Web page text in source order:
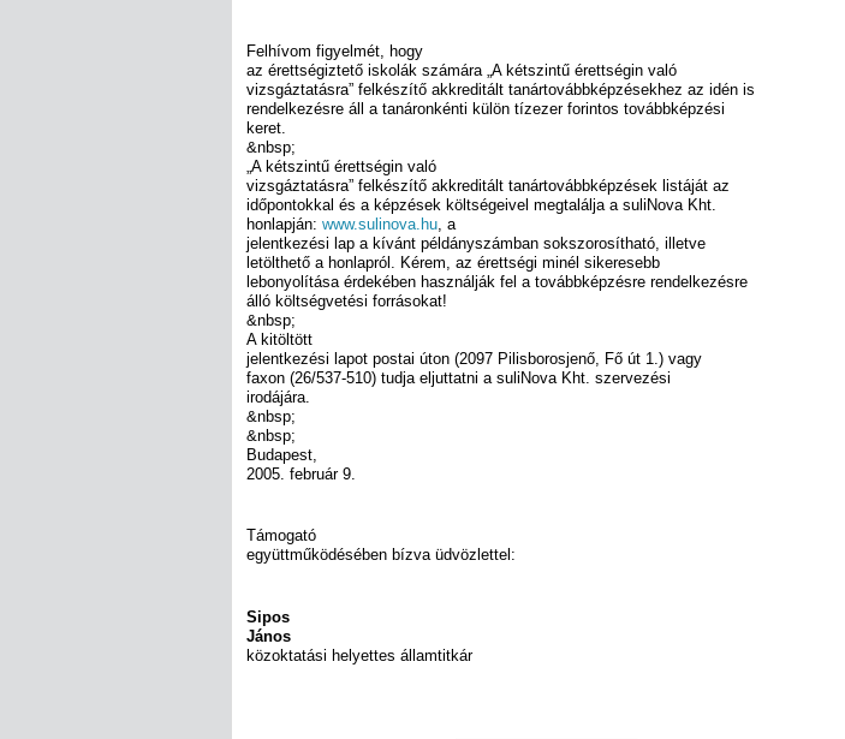
Felhívom figyelmét, hogy
az érettségiztető iskolák számára „A kétszintű érettségin való
vizsgáztatásra” felkészítő akkreditált tanártovábbképzésekhez az idén is
rendelkezésre áll a tanáronkénti külön tízezer forintos továbbképzési
keret.
&nbsp;
„A kétszintű érettségin való
vizsgáztatásra” felkészítő akkreditált tanártovábbképzések listáját az
időpontokkal és a képzések költségeivel megtalálja a suliNova Kht.
honlapján: www.sulinova.hu, a
jelentkezési lap a kívánt példányszámban sokszorosítható, illetve
letölthető a honlapról. Kérem, az érettségi minél sikeresebb
lebonyolítása érdekében használják fel a továbbképzésre rendelkezésre
álló költségvetési forrásokat!
&nbsp;
A kitöltött
jelentkezési lapot postai úton (2097 Pilisborosjenő, Fő út 1.) vagy
faxon (26/537-510) tudja eljuttatni a suliNova Kht. szervezési
irodájára.
&nbsp;
&nbsp;
Budapest,
2005. február 9.
Támogató
együttműködésében bízva üdvözlettel:
Sipos
János
közoktatási helyettes államtitkár